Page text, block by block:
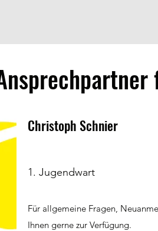
Christoph Schnier
1. Jugendwart
Für allgemeine Fragen,
Ihnen gerne zur Verfügung.